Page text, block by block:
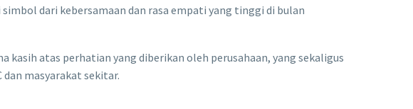
dari kebersamaan dan rasa empati yang tinggi di bulan
atas perhatian yang diberikan oleh perusahaan, yang sekaligus
masyarakat sekitar.